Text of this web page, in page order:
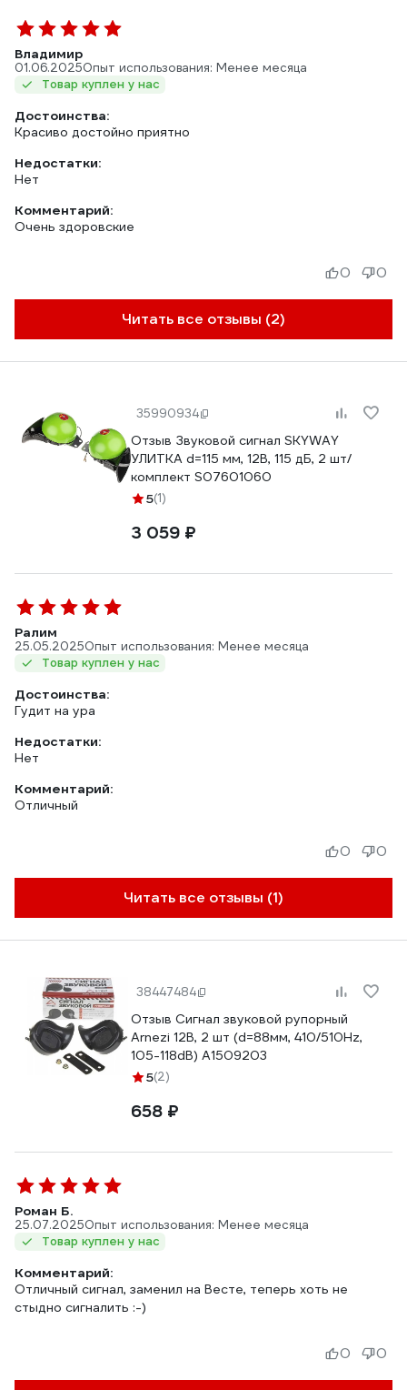
Владимир
01.06.2025Опыт использования: Менее месяца
Товар куплен у нас
Достоинства:
Красиво достойно приятно
Недостатки:
Нет
Комментарий:
Очень здоровские
Читать все отзывы (2)
0 0
35990934
Отзыв Звуковой сигнал SKYWAY
УЛИТКА d=115 мм, 12В, 115 дБ, 2 шт/
комплект S07601060
5(1)
3 059 ₽
Ралим
25.05.2025Опыт использования: Менее месяца
Товар куплен у нас
Достоинства:
Гудит на ура
Недостатки:
Нет
Комментарий:
Отличный
Читать все отзывы (1)
0 0
38447484
Отзыв Сигнал звуковой рупорный
Arnezi 12В, 2 шт (d=88мм, 410/510Hz,
105-118dB) A1509203
5(2)
658 ₽
Роман Б.
25.07.2025Опыт использования: Менее месяца
Товар куплен у нас
Комментарий:
Отличный сигнал, заменил на Весте, теперь хоть не
стыдно сигналить :-)
0 0